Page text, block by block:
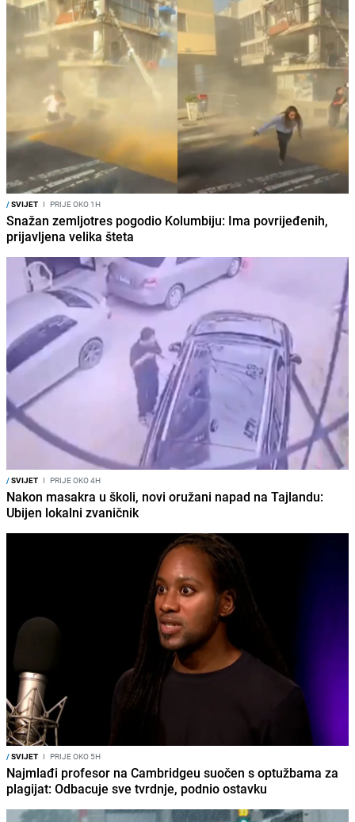
/SVIJET I PRIJE OKO 1H
Snažan zemljotres pogodio Kolumbiju: Ima povrijeđenih,
prijavljena velika šteta
/SVIJET I PRIJE OKO 4H
Nakon masakra u školi, novi oružani napad na Tajlandu:
Ubijen lokalni zvaničnik
/SVIJET I PRIJE OKO 5H
Najmlađi profesor na Cambridgeu suočen s optužbama za
plagijat: Odbacuje sve tvrdnje, podnio ostavku